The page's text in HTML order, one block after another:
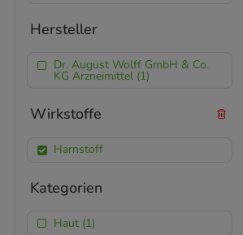
Hersteller
Dr. August Wolff GmbH & Co.
KG Arzneimittel (1)
Wirkstoffe
Harnstoff
Kategorien
Haut (1)